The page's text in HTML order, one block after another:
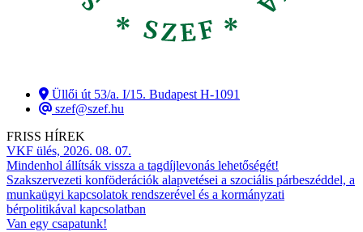
Üllői út 53/a. I/15. Budapest H-1091
szef@szef.hu
FRISS HÍREK
VKF ülés, 2026. 08. 07.
Mindenhol állítsák vissza a tagdíjlevonás lehetőségét!
Szakszervezeti konföderációk alapvetései a szociális párbeszéddel, a
munkaügyi kapcsolatok rendszerével és a kormányzati
bérpolitikával kapcsolatban
Van egy csapatunk!